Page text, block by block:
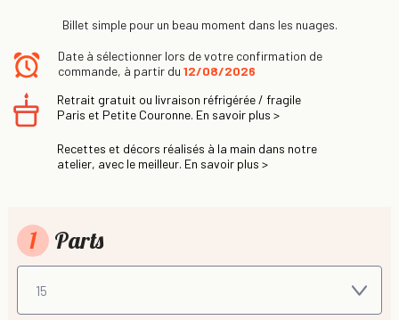
Billet simple pour un beau moment dans les nuages.
Date à sélectionner lors de votre confirmation de
commande, à partir du 12/08/2026
Retrait gratuit ou livraison réfrigérée / fragile
Paris et Petite Couronne. En savoir plus >
Recettes et décors réalisés à la main dans notre
atelier, avec le meilleur. En savoir plus >
1 Parts